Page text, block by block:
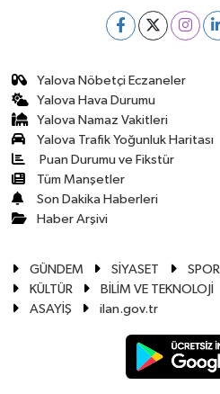
Yalova Nöbetçi Eczaneler
Yalova Hava Durumu
Yalova Namaz Vakitleri
Yalova Trafik Yoğunluk Haritası
Puan Durumu ve Fikstür
Tüm Manşetler
Son Dakika Haberleri
Haber Arşivi
GÜNDEM SİYASET SPOR
KÜLTÜR
BİLİM VE TEKNOLOJİ
ASAYİŞ
ilan.gov.tr